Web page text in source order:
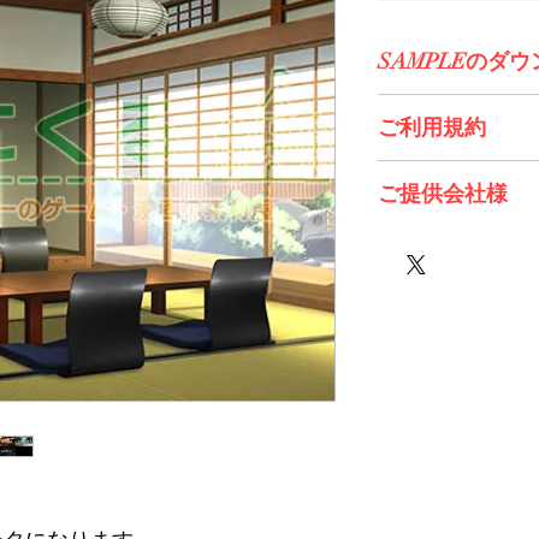
SAMPLEのダウ
ご利用規約
ご提供会社様
株式会社エスデジタ